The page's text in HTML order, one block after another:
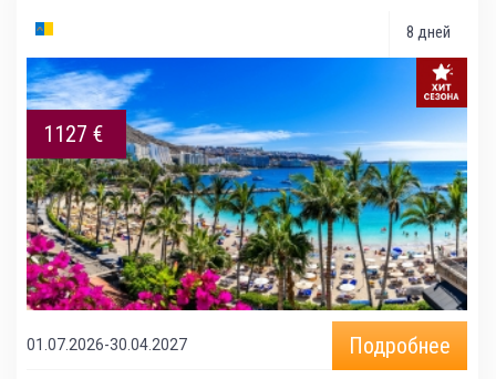
8 дней
1127 €
01.07.2026-30.04.2027 Подробнее